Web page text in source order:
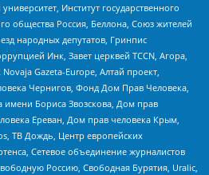
Институт государственного
общества Россия, Беллона, Союз жителей
народных депутатов, Гринпис
Инк, Завет церквей TCCN, Агора,
Gazeta-Europe, Алтай проект,
Чернигов, Фонд Дом Прав Человека,
имени Бориса Звозскова, Дом прав
Ереван, Дом прав человека Крым,
ТВ Дождь, Центр европейских
Сетевое объединение журналистов
Россию, Свободная Бурятия, Uralic,